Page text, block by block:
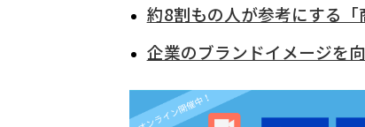
約8割もの人が参考にする
企業のブランドイメージを